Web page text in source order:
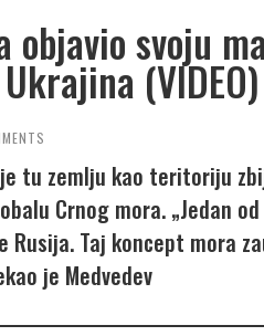
objavio svoju
(VIDEO)
tu zemlju kao teritoriju
Crnog mora. „Jedan
Taj koncept mora
je Medvedev